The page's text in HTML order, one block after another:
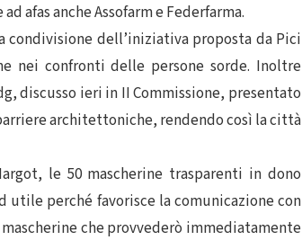
afas anche Assofarm e Federfarma.
condivisione dell’iniziativa proposta da Pici
nei confronti delle persone sorde. Inoltre
discusso ieri in II Commissione, presentato
architettoniche, rendendo così la città
le 50 mascherine trasparenti in dono
utile perché favorisce la comunicazione con
che provvederò immediatamente